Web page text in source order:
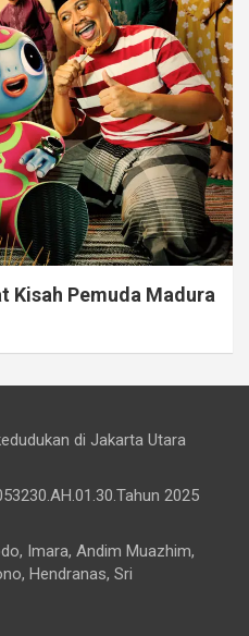
Kisah Pemuda Madura
di Jakarta Utara
2025
Imara, Andim Muazhim,
Hendranas, Sri